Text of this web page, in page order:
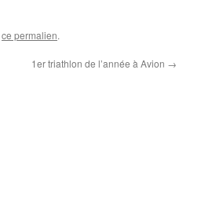
ce permalien.
1er triathlon de l’année à Avion →